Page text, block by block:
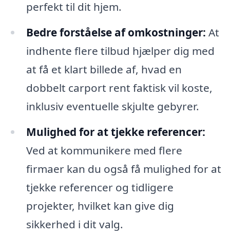
perfekt til dit hjem.
Bedre forståelse af omkostninger: At
indhente flere tilbud hjælper dig med
at få et klart billede af, hvad en
dobbelt carport rent faktisk vil koste,
inklusiv eventuelle skjulte gebyrer.
Mulighed for at tjekke referencer:
Ved at kommunikere med flere
firmaer kan du også få mulighed for at
tjekke referencer og tidligere
projekter, hvilket kan give dig
sikkerhed i dit valg.